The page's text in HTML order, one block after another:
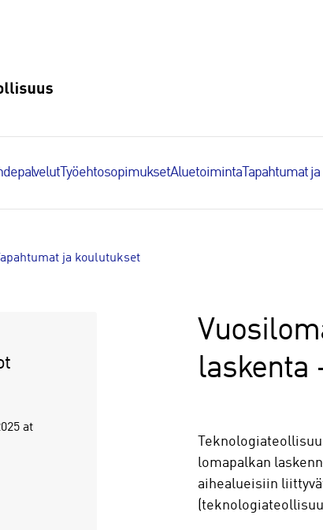
TyöehtosopimuksetAluetoiminta Tapahtumat
Tapahtumat ja koulutukset
at
laskenta
lomapalkan
aihealueisiin